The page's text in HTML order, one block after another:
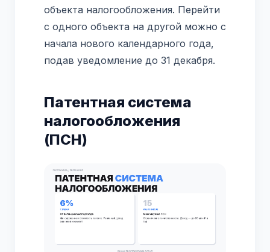
объекта налогообложения. Перейти
с одного объекта на другой можно с
начала нового календарного года,
подав уведомление до 31 декабря.
Патентная система
налогообложения
(ПСН)